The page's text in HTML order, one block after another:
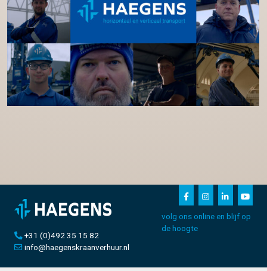
+31 (0)492 35 15 82
info@haegenskraanverhuur.nl
volg ons online en blijf op
de hoogte